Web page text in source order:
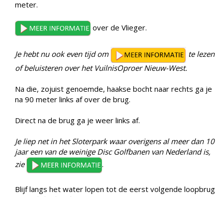
meter.
over de Vlieger.
Je hebt nu ook even tijd om
te lezen
of beluisteren over het VuilnisOproer Nieuw-West.
Na die, zojuist genoemde, haakse bocht naar rechts ga je
na 90 meter links af over de brug.
Direct na de brug ga je weer links af.
Je liep net in het Sloterpark waar overigens al meer dan 10
jaar een van de weinige Disc Golfbanen van Nederland is,
zie
.
Blijf langs het water lopen tot de eerst volgende loopbrug